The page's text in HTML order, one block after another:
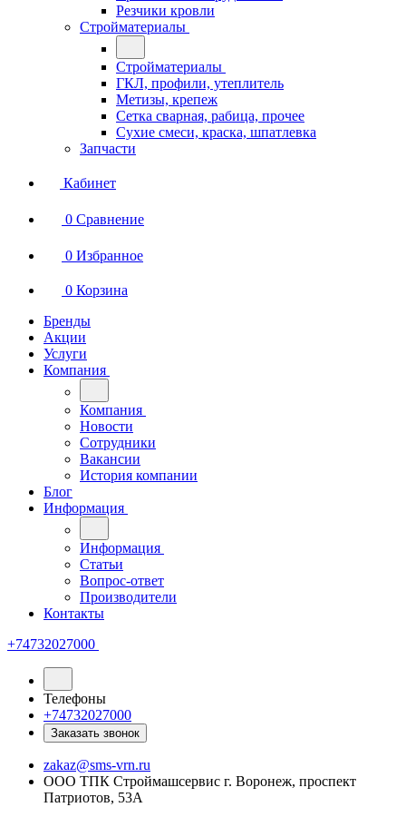
Резчики кровли
Стройматериалы
Стройматериалы
ГКЛ, профили, утеплитель
Метизы, крепеж
Сетка сварная, рабица, прочее
Сухие смеси, краска, шпатлевка
Запчасти
Кабинет
0 Сравнение
0 Избранное
0 Корзина
Бренды
Акции
Услуги
Компания
Компания
Новости
Сотрудники
Вакансии
История компании
Блог
Информация
Информация
Статьи
Вопрос-ответ
Производители
Контакты
+74732027000
Телефоны
+74732027000
Заказать звонок
zakaz@sms-vrn.ru
ООО ТПК Строймашсервис г. Воронеж, проспект
Патриотов, 53А